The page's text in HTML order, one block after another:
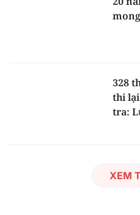
328
thi
tra:
XEM